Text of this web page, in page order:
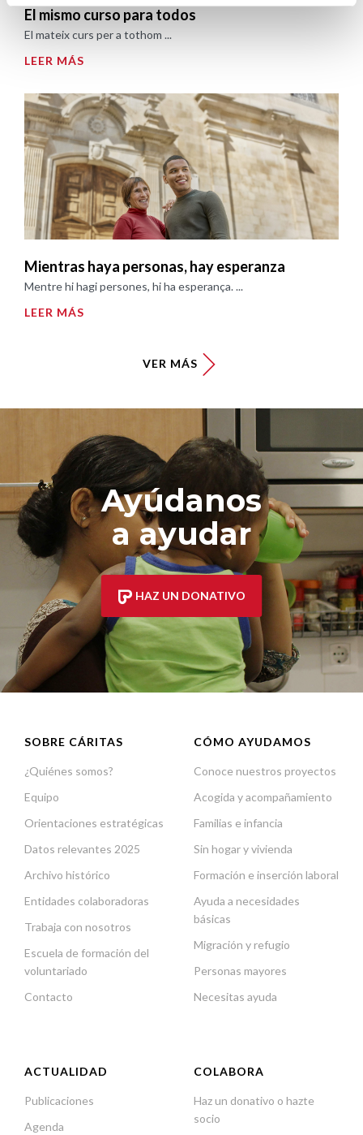
El mismo curso para todos
El mateix curs per a tothom ...
LEER MÁS
Mientras haya personas, hay esperanza
Mentre hi hagi persones, hi ha esperança. ...
LEER MÁS
VER MÁS
Ayúdanos
a ayudar
HAZ UN DONATIVO
SOBRE CÁRITAS
¿Quiénes somos?
Equipo
Orientaciones estratégicas
Datos relevantes 2025
Archivo histórico
Entidades colaboradoras
Trabaja con nosotros
Escuela de formación del
voluntariado
Contacto
CÓMO AYUDAMOS
Conoce nuestros proyectos
Acogida y acompañamiento
Familias e infancia
Sin hogar y vivienda
Formación e inserción laboral
Ayuda a necesidades
básicas
Migración y refugio
Personas mayores
Necesitas ayuda
ACTUALIDAD
Publicaciones
Agenda
COLABORA
Haz un donativo o hazte
socio